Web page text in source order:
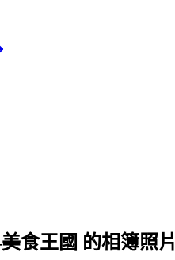
食王國 的相簿照片